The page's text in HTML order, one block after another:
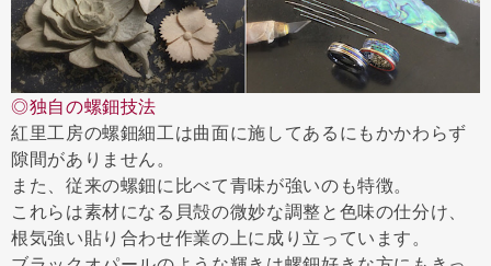
◎独自の螺鈿技法
紅里工房の螺鈿細工は曲面に施してあるにもかかわらず
隙間がありません。
また、従来の螺鈿に比べて青味が強いのも特徴。
これらは素材になる貝殻の微妙な調整と色味の仕分け、
根気強い貼り合わせ作業の上に成り立っています。